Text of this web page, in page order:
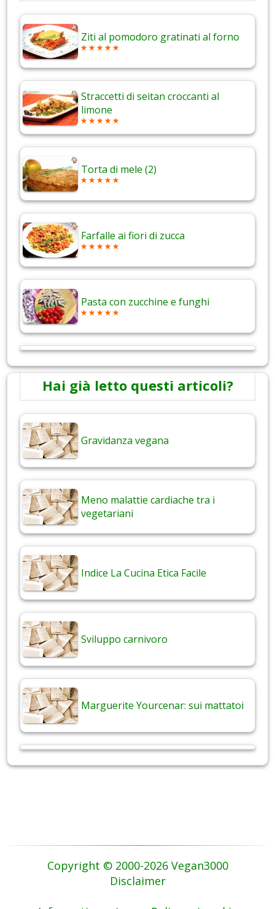
Ziti al pomodoro gratinati al forno
Straccetti di seitan croccanti al
limone
Torta di mele (2)
Farfalle ai fiori di zucca
Pasta con zucchine e funghi
Hai già letto questi articoli?
Gravidanza vegana
Meno malattie cardiache tra i
vegetariani
Indice La Cucina Etica Facile
Sviluppo carnivoro
Marguerite Yourcenar: sui mattatoi
Copyright © 2000-2026 Vegan3000
Disclaimer